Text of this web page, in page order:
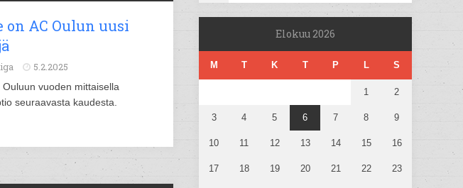
AC Oulun uusi
5.2.2025
vuoden mittaisella
seuraavasta kaudesta.
Elokuu 2026
M T K T P L S
1 2
3 4 5 6 7 8 9
10 11 12 13 14 15 16
17 18 19 20 21 22 23